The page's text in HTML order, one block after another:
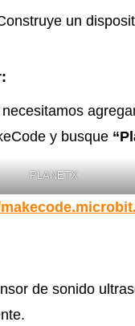
un
y busque
PLANETX
de sonido